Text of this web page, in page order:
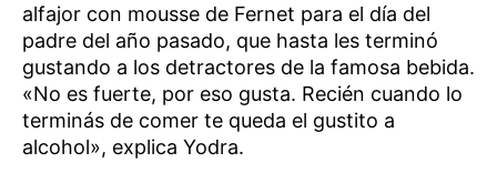
alfajor con mousse de Fernet para el día del
padre del año pasado, que hasta les terminó
gustando a los detractores de la famosa bebida.
«No es fuerte, por eso gusta. Recién cuando lo
terminás de comer te queda el gustito a
alcohol», explica Yodra.